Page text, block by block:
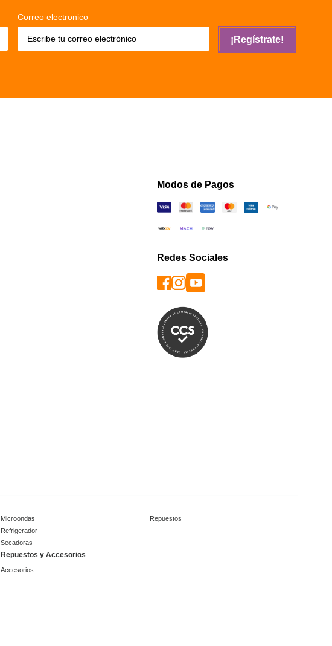
Correo electronico
¡Regístrate!
Modos de Pagos
Redes Sociales
Microondas
Refrigerador
Secadoras
Repuestos y Accesorios
Accesorios
Repuestos